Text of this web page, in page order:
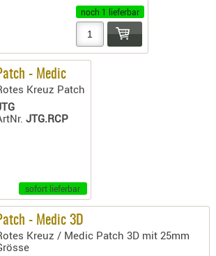
REINIGER
noch 1 lieferbar
- Medic
Kreuz Patch
JTG.RCP
sofort lieferbar
- Medic 3D
Kreuz / Medic Patch 3D mit 25mm